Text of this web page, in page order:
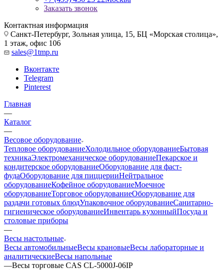
Заказать звонок
Контактная информация
Санкт-Петербург, Зольная улица, 15, БЦ «Морская столица»,
1 этаж, офис 106
sales@1tmp.ru
Вконтакте
Telegram
Pinterest
Главная
—
Каталог
—
Весовое оборудование
Тепловое оборудованиеХолодильное оборудованиеБытовая
техникаЭлектромеханическое оборудованиеПекарское и
кондитерское оборудованиеОборудование для фаст-
фудаОборудование для пиццерииНейтральное
оборудованиеКофейное оборудованиеМоечное
оборудованиеТорговое оборудованиеОборудование для
раздачи готовых блюдУпаковочное оборудованиеСанитарно-
гигиеническое оборудованиеИнвентарь кухонныйПосуда и
столовые приборы
—
Весы настольные
Весы автомобильныеВесы крановыеВесы лабораторные и
аналитическиеВесы напольные
—Весы торговые CAS CL-5000J-06IP